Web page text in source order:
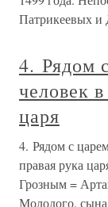
Патрикеевых
4. Рядом
человек
царя
4. Рядом с
правая рука
Грозным =
Молодого,